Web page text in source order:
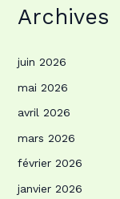
Archives
juin 2026
mai 2026
avril 2026
mars 2026
février 2026
janvier 2026